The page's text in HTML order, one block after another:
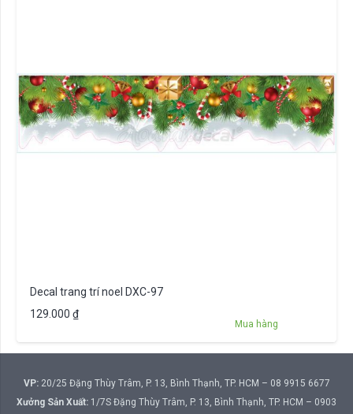
Decal trang trí noel DXC-97
129.000 ₫
Mua hàng
VP:20/25 Đặng Thùy Trâm, P. 13, Bình Thạnh, TP. HCM – 08 9915 6677
Xưởng Sản Xuất: 1/7S Đặng Thùy Trâm, P. 13, Bình Thạnh, TP. HCM – 0903